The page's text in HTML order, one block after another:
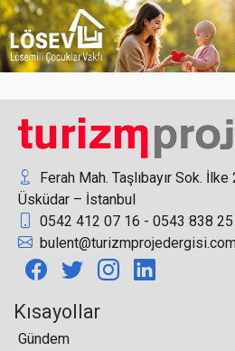
Uluslararası Jeotermal
Corendon Tennis Club
PRO – Turkish Bowl Tenis
Ferah Mah. Taşlıbayır Sok.
Üsküdar – İstanbul
0542 412 07 16 - 0543 838
Kısayollar
Gündem